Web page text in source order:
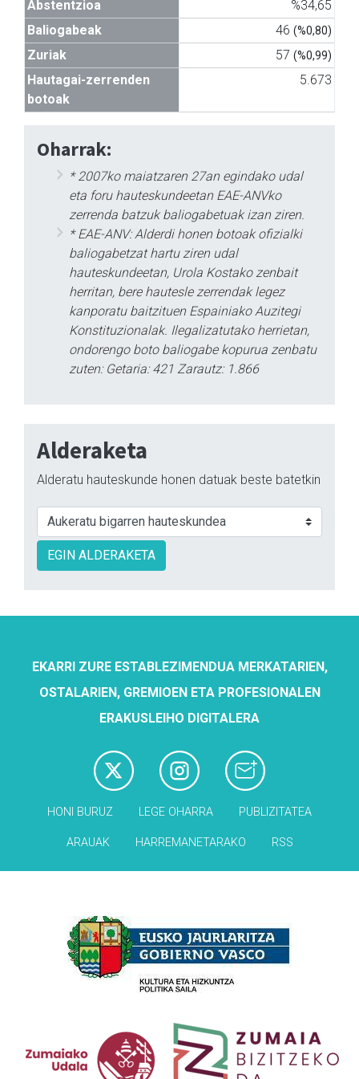
Abstentzioa
%34,65
Baliogabeak
46 (%0,80)
Zuriak 57 (%0,99)
Hautagai-zerrenden
botoak
5.673
Oharrak:
* 2007ko maiatzaren 27an egindako udal
eta foru hauteskundeetan EAE-ANVko
zerrenda batzuk baliogabetuak izan ziren.
* EAE-ANV: Alderdi honen botoak ofizialki
baliogabetzat hartu ziren udal
hauteskundeetan, Urola Kostako zenbait
herritan, bere hautesle zerrendak legez
kanporatu baitzituen Espainiako Auzitegi
Konstituzionalak. Ilegalizatutako herrietan,
ondorengo boto baliogabe kopurua zenbatu
zuten: Getaria: 421 Zarautz: 1.866
Alderaketa
Alderatu hauteskunde honen datuak beste batetkin
EGIN ALDERAKETA
EKARRI ZURE ESTABLEZIMENDUA MERKATARIEN,
OSTALARIEN, GREMIOEN ETA PROFESIONALEN
ERAKUSLEIHO DIGITALERA
HONI BURUZ LEGE OHARRA PUBLIZITATEA
ARAUAK HARREMANETARAKO RSS